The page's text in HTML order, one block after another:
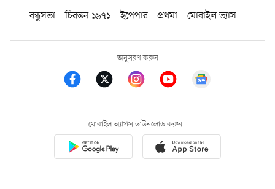
বন্ধুসভা
চিরন্তন ১৯৭১ ইপেপার প্রথমা মোবাইল ভ্যাস
অনুসরণ করুন
মোবাইল অ্যাপস ডাউনলোড করুন